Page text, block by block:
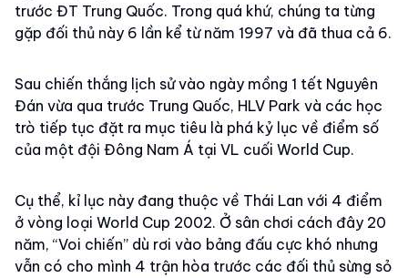
trước ĐT Trung Quốc. Trong quá khứ, chúng ta từng
gặp đối thủ này 6 lần kể từ năm 1997 và đã thua cả 6.
Sau chiến thắng lịch sử vào ngày mồng 1 tết Nguyên
Đán vừa qua trước Trung Quốc, HLV Park và các học
trò tiếp tục đặt ra mục tiêu là phá kỷ lục về điểm số
của một đội Đông Nam Á tại VL cuối World Cup.
Cụ thể, kỉ lục này đang thuộc về Thái Lan với 4 điểm
ở vòng loại World Cup 2002. Ở sân chơi cách đây 20
năm, “Voi chiến” dù rơi vào bảng đấu cực khó nhưng
vẫn có cho mình 4 trận hòa trước các đối thủ sừng sỏ